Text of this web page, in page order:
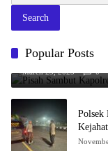
Search
Popular Posts
Kota
March 23, 2025 0
Polsek